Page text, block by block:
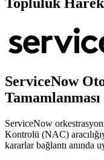
ServiceNow
Tamamlanması
ServiceNow
Kontrolü (NAC)
kararlar bağlantı anında